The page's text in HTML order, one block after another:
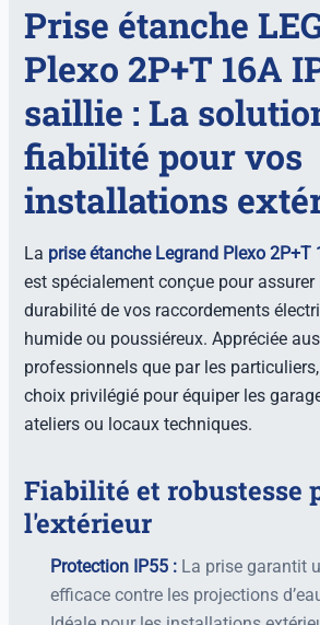
Prise étanche
Plexo 2P+T 16A
saillie : La
fiabilité pour vos
installations
La prise étanche Legrand Plexo 2P+T
est spécialement conçue pour assurer
durabilité de vos raccordements
humide ou poussiéreux. Appréciée
professionnels que par les
choix privilégié pour équiper les
ateliers ou locaux techniques.
Fiabilité et robustesse
l'extérieur
Protection IP55 : La prise garantit
efficace contre les projections